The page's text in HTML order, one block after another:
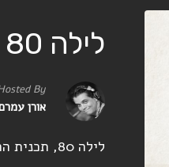
לילה 80
By
אורן
לילה 80, תכנית הרדיו הוותיקה של אורן עמרם חוזרת בפרקים חדשים!